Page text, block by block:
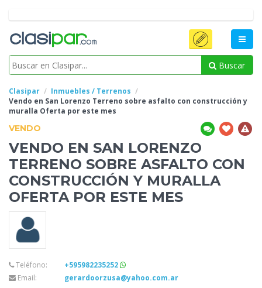
Buscar
Clasipar
Inmuebles / Terrenos
Vendo en San Lorenzo Terreno sobre asfalto con construcción y
muralla Oferta por este mes
VENDO
VENDO EN SAN LORENZO
TERRENO SOBRE ASFALTO CON
CONSTRUCCIÓN Y MURALLA
OFERTA POR ESTE MES
Teléfono:
+595982235252
Email:
gerardoorzusa@yahoo.com.ar